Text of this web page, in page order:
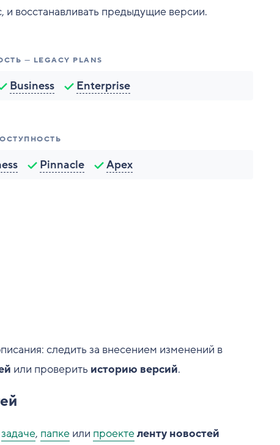
и восстанавливать предыдущие версии.
— LEGACY PLANS
Business Enterprise
Pinnacle Apex
следить за внесением изменений в
или проверить историю версий.
задаче, папкеили проектеленту новостей